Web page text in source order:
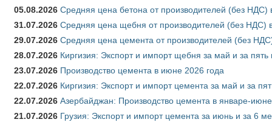
05.08.2026 Средняя цена бетона от производителей (без НДС)
31.07.2026 Средняя цена щебня от производителей (без НДС)
29.07.2026 Средняя цена цемента от производителей (без
28.07.2026 Киргизия: Экспорт и импорт щебня за май и за
23.07.2026 Производство цемента в июне 2026 года
22.07.2026 Киргизия: Экспорт и импорт цемента за май и за
22.07.2026 Азербайджан: Производство цемента в январе-
21.07.2026 Грузия: Экспорт и импорт цемента за июнь и за 6